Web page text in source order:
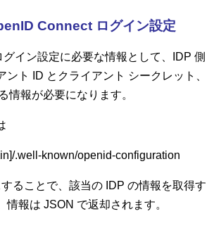
Connect ログイン設定
イン設定に必要な情報として、IDP 側
ント ID とクライアント シークレット、
情報が必要になります。
.well-known/openid-configuration
ることで、該当の IDP の情報を取得す
情報は JSON で返却されます。